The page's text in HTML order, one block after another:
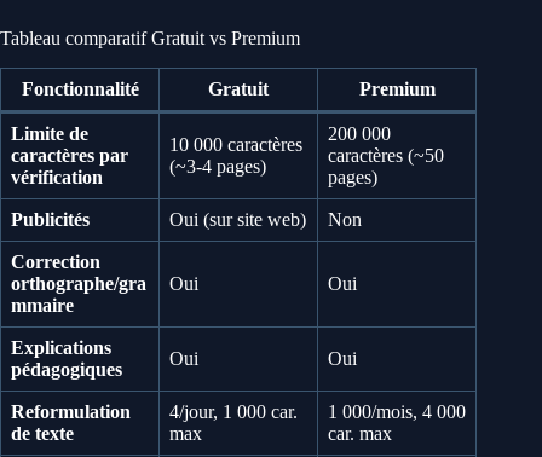
Tableau comparatif Gratuit vs Premium
Fonctionnalité Gratuit Premium
Limite de
caractères par
vérification
10 000 caractères
(~3-4 pages)
200 000
caractères (~50
pages)
Publicités Oui (sur site web) Non
Correction
orthographe/gra
mmaire
Oui Oui
Explications
pédagogiques
Oui Oui
Reformulation
de texte
4/jour, 1 000 car.
max
1 000/mois, 4 000
car. max